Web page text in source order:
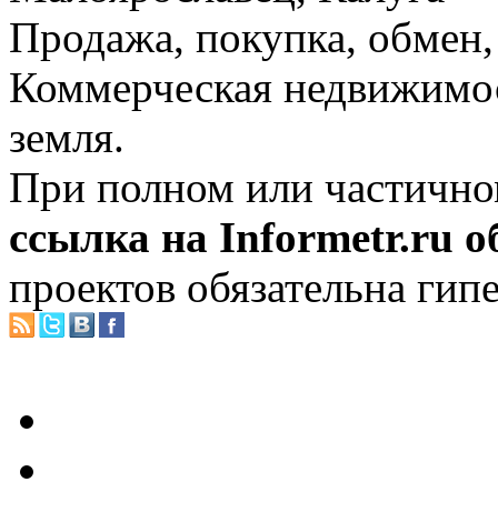
Продажа, покупка, обмен,
Коммерческая
земля.
При полном или
ссылка на Informetr.ru
проектов обязательна